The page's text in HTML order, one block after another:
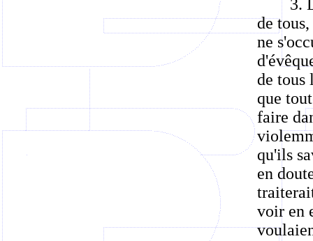
3.
de
ne
de tous
que
faire
qu'ils
en
voir en